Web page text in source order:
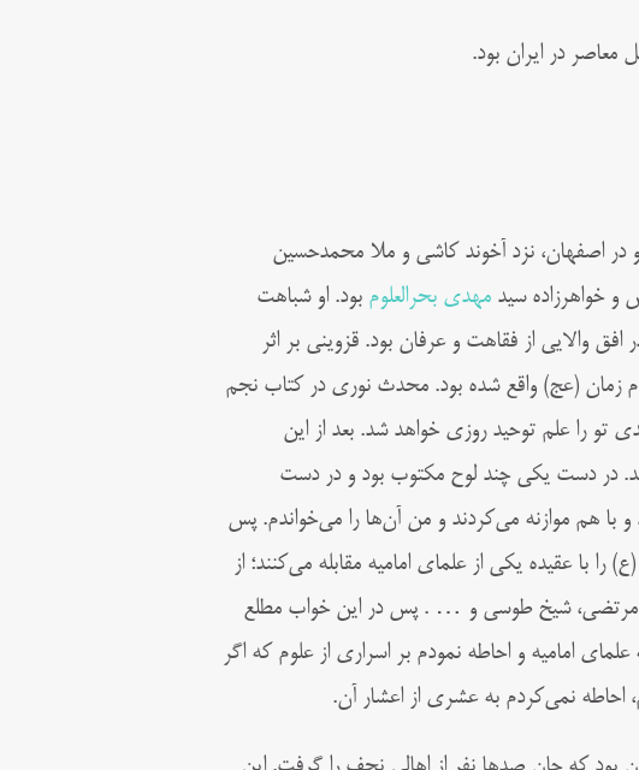
متولد شد و در اصفهان، نزد آخوند کاشی و ملا محمدحسین
و خواهرزاده سیدمهدی بحرالعلوم بود. او شباهت
والایی از فقاهت و عرفان بود. قزوینی بر اثر
(عج) واقع شده بود. محدث نوری در کتاب نجم
تو را علم توحید روزی خواهد شد. بعد از این
در دست یکی چند لوح مکتوب بود و در دست
با هم موازنه می‌کردند و من آن‌ها را می‌خواندم. پس
عقیده یکی از علمای امامیه مقابله می‌کنند؛ از
سید مرتضی، شیخ طوسی و … . پس در این خواب مطلع
امامیه و احاطه نمودم بر اسراری از علوم که اگر
نمی‌کردم به عشری از اعشار آن.